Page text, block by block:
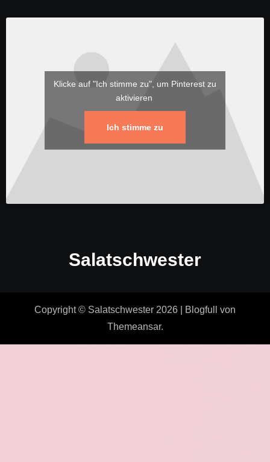
Klicke auf "Ich stimme zu", um Pinterest zu
aktivieren
Ich stimme zu
Salatschwester
Copyright © Salatschwester 2026 Blogfull
von
Themeansar.